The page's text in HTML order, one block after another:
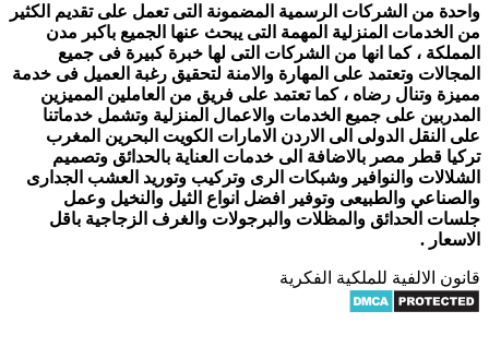
واحدة من الشركات الرسمية المضمونة التى تعمل على تقديم الكثير
من الخدمات المنزلية المهمة التى يبحث عنها الجميع باكبر مدن
المملكة ، كما انها من الشركات التى لها خبرة كبيرة فى جميع
المجالات وتعتمد على المهارة والامنة لتحقيق رغبة العميل فى خدمة
مميزة وتنال رضاه ، كما تعتمد على فريق من العاملين المميزين
المدربين على جميع الخدمات والاعمال المنزلية وتشمل خدماتنا
على النقل الدولى الى الاردن الامارات الكويت البحرين المغرب
تركيا قطر مصر بالاضافة الى خدمات العناية بالحدائق وتصميم
الشلالات والنوافير وشبكات الرى وتركيب وتوريد العشب الجدارى
والصناعي والطبيعى وتوفير افضل انواع الثيل والنخيل وعمل
جلسات الحدائق والمظلات والبرجولات والغرف الزجاجية باقل
الاسعار .
قانون الالفية للملكية الفكرية